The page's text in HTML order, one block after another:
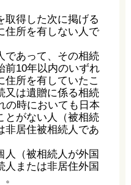
取得した次に掲げる
住所を有しない人で
あって、その相続
前10年以内のいずれ
住所を有していたこ
又は遺贈に係る相続
の時においても日本
とがない人（被相続
非居住被相続人であ
（被相続人が外国
人または非居住外国